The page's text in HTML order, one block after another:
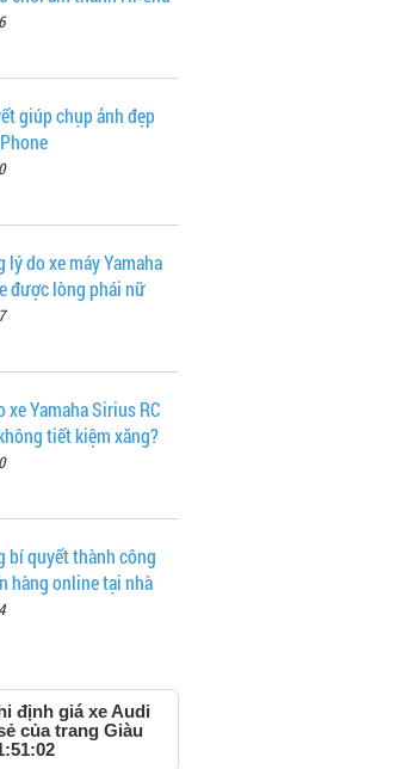
giúp chụp ảnh đẹp
lý do xe máy Yamaha
được lòng phái nữ
xe Yamaha Sirius RC
tiết kiệm xăng?
bí quyết thành công
hàng online tại nhà
định giá xe Audi
của trang Giàu